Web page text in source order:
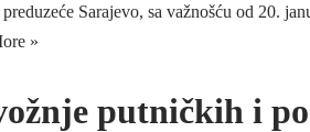
preduzeće Sarajevo, sa važnošću od
»
putničkih i